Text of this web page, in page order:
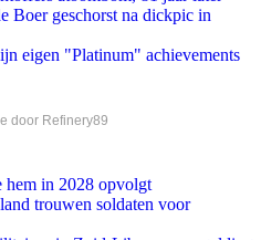
Boer geschorst na dickpic in
eigen "Platinum" achievements
door Refinery89
hem in 2028 opvolgt
trouwen soldaten voor